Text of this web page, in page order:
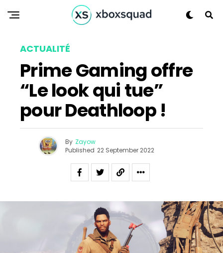
ACTUALITÉ
Prime Gaming offre
“Le look qui tue”
pour Deathloop !
By Zayow
Published 22 September 2022
Pinterest
Whatsapp